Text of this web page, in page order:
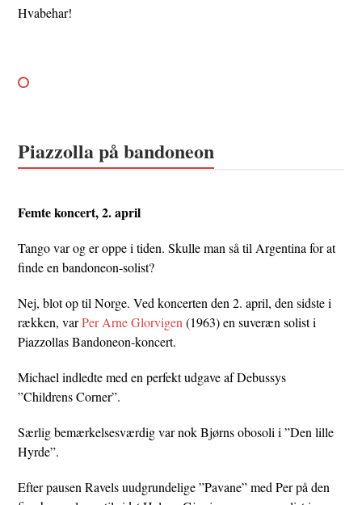
Hvabehar!
Piazzolla på bandoneon
Femte koncert, 2. april
Tango var og er oppe i tiden. Skulle man så til Argentina for at
finde en bandoneon-solist?
Nej, blot op til Norge. Ved koncerten den 2. april, den sidste i
rækken, varPer Arne Glorvigen (1963) en suveræn solist i
Piazzollas Bandoneon-koncert.
Michael indledte med en perfekt udgave af Debussys
”Childrens Corner”.
Særlig bemærkelsesværdig var nok Bjørns obosoli i ”Den lille
Hyrde”.
Efter pausen Ravels uudgrundelige ”Pavane” med Per på den